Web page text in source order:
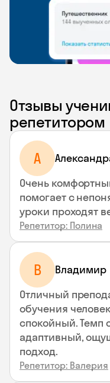
Отзывы
репетитором
A
Очень
помогает с
уроки проходят
Репетитор: Полина
В Владимир
Отличный
обучения
спокойный. Темп
адаптивный,
подход.
Репетитор: Валерия